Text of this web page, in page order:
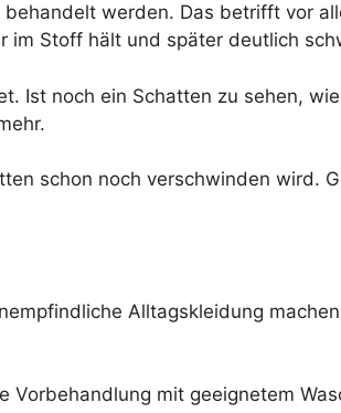
werden. Das betrifft vor
im Stoff hält und später deutlich
Ist noch ein Schatten zu sehen,
schon noch verschwinden wird.
Alltagskleidung
mit geeignetem